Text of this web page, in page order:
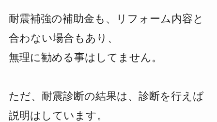
耐震補強の補助金も、リフォーム内容と
合わない場合もあり、
無理に勧める事はしてません。
ただ、耐震診断の結果は、診断を行えば
説明はしています。